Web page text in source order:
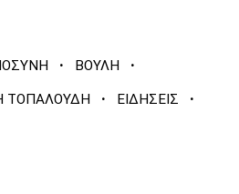
· ΒΟΥΛΗ ·
ΤΟΠΑΛΟΥΔΗ · ΕΙΔΗΣΕΙΣ ·